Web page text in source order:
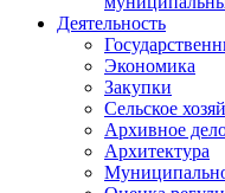
Деятельность
Экономика
Закупки
Сельское
Архивное
Архитектура